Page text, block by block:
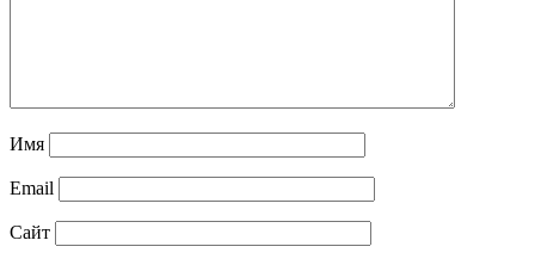
Имя
Email
Сайт